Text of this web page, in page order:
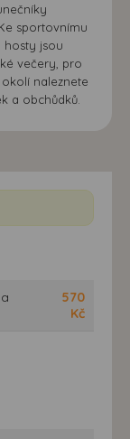
sportovnímu
hosty jsou
večery, pro
naleznete
a obchůdků.
570
Kč